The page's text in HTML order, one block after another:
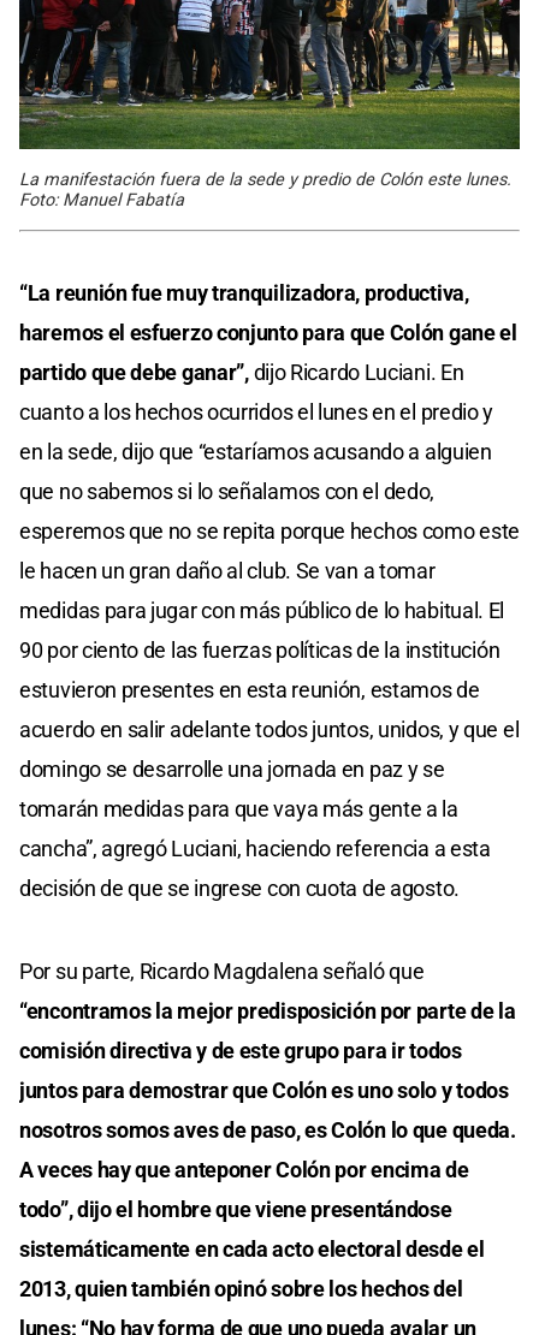
La manifestación fuera de la sede y predio de Colón este lunes.
Foto: Manuel Fabatía
“La reunión fue muy tranquilizadora, productiva,
haremos el esfuerzo conjunto para que Colón gane el
partido que debe ganar”,dijo Ricardo Luciani. En
cuanto a los hechos ocurridos el lunes en el predio y
en la sede, dijo que “estaríamos acusando a alguien
que no sabemos si lo señalamos con el dedo,
esperemos que no se repita porque hechos como este
le hacen un gran daño al club. Se van a tomar
medidas para jugar con más público de lo habitual. El
90 por ciento de las fuerzas políticas de la institución
estuvieron presentes en esta reunión, estamos de
acuerdo en salir adelante todos juntos, unidos, y que el
domingo se desarrolle una jornada en paz y se
tomarán medidas para que vaya más gente a la
cancha”, agregó Luciani, haciendo referencia a esta
decisión de que se ingrese con cuota de agosto.
Por su parte, Ricardo Magdalena señaló que
“encontramos la mejor predisposición por parte de la
comisión directiva y de este grupo para ir todos
juntos para demostrar que Colón es uno solo y todos
nosotros somos aves de paso, es Colón lo que queda.
A veces hay que anteponer Colón por encima de
todo”, dijo el hombre que viene presentándose
sistemáticamente en cada acto electoral desde el
2013, quien también opinó sobre los hechos del
lunes: “No hay forma de que uno pueda avalar un